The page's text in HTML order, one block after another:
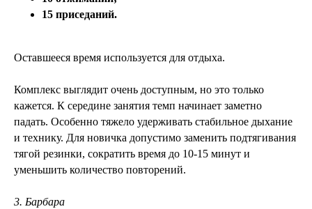
15 приседаний.
Оставшееся время используется для отдыха.
Комплекс выглядит очень доступным, но это только
кажется. К середине занятия темп начинает заметно
падать. Особенно тяжело удерживать стабильное дыхание
и технику. Для новичка допустимо заменить подтягивания
тягой резинки, сократить время до 10-15 минут и
уменьшить количество повторений.
3. Барбара